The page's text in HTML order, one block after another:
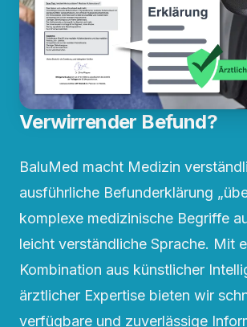
Verwirrender Befund?
BaluMed macht Medizin
ausführliche Befunderklärung
komplexe medizinische Begriffe
leicht verständliche Sprache. Mit
Kombination aus künstlicher
ärztlicher Expertise bieten wir
verfügbare und zuverlässige